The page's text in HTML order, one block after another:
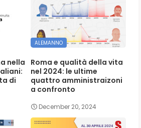
nella
di
ALEMANNO
Roma e qualità della vita
nel 2024: le ultime
quattro amministraizoni
a confronto
December 20, 2024